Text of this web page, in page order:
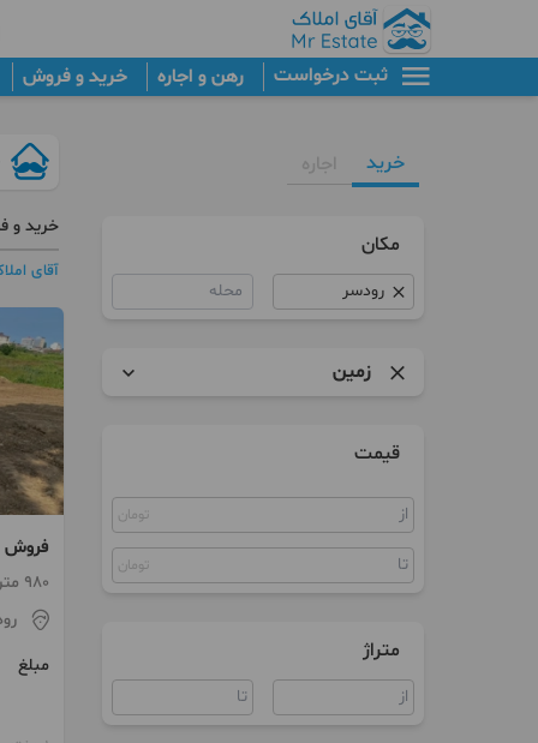
ثبت درخواست رهن و اجاره خرید و فروش
خرید اجاره
مکان
محله
زمین
پنت هاوس
کلنگی
زمین
مغازه
کارگاه
قیمت
تومان
تومان
متراژ
خرید و
آقای
فروش
ساخت
980 متر
مبلغ